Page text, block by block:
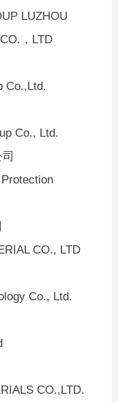
LUZHOU
，LTD
Co.,Ltd.
Co., Ltd.
CO., LTD
Co., Ltd.
CO.,LTD.